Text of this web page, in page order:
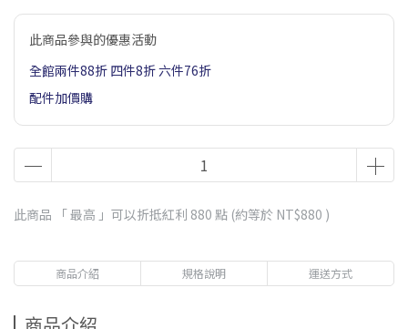
此商品參與的優惠活動
全館兩件88折 四件8折 六件76折
配件加價購
此商品 「 最高 」可以折抵紅利 880 點 (約等於 NT$880 )
商品介紹 規格說明 運送方式